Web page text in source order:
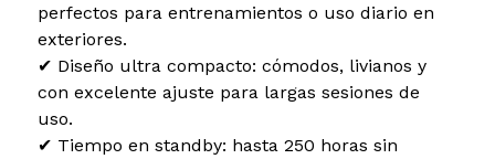
perfectos para entrenamientos o uso diario en
exteriores.
✔ Diseño ultra compacto: cómodos, livianos y
con excelente ajuste para largas sesiones de
uso.
✔ Tiempo en standby: hasta 250 horas sin